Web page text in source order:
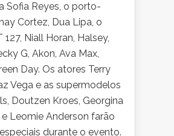
Sofia Reyes, o porto-
Cortez, Dua Lipa, o
127, Niall Horan, Halsey,
G, Akon, Ava Max,
Day. Os atores Terry
Vega e as supermodelos
Doutzen Kroes, Georgina
Leomie Anderson farão
durante o evento.